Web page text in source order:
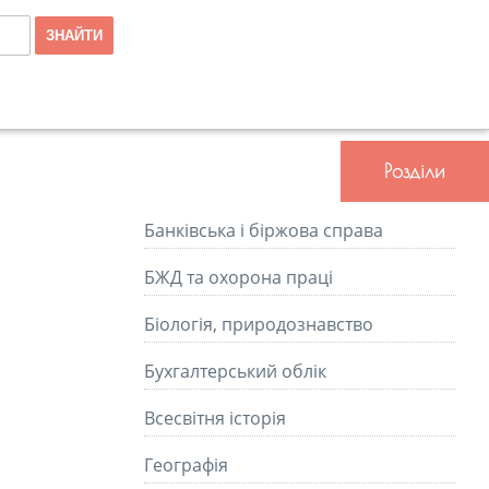
Розділи
Банківська і біржова справа
БЖД та охорона праці
Біологія, природознавство
Бухгалтерський облік
Всесвітня історія
Географія